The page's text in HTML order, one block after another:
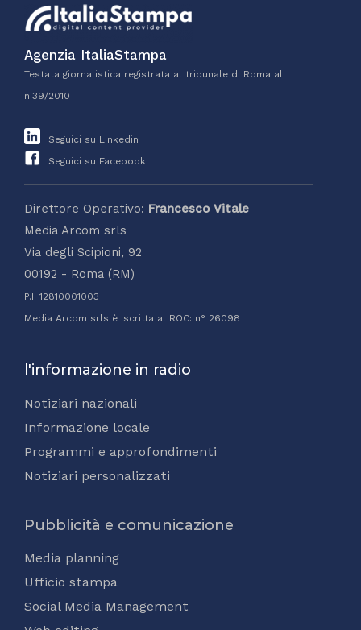
Agenzia ItaliaStampa
Testata giornalistica registrata al tribunale di Roma al
n.39/2010
Seguici su Linkedin
Seguici su Facebook
Direttore Operativo: Francesco Vitale
Media Arcom srls
Via degli Scipioni, 92
00192 - Roma (RM)
P.I. 12810001003
Media Arcom srls è iscritta al ROC: n° 26098
l'informazione in radio
Notiziari nazionali
Informazione locale
Programmi e approfondimenti
Notiziari personalizzati
Pubblicità e comunicazione
Media planning
Ufficio stampa
Social Media Management